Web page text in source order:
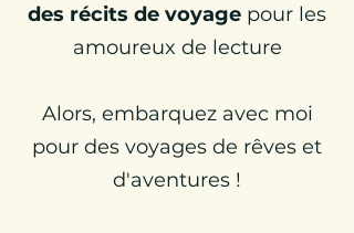
des récits de voyage pour les
amoureux de lecture
Alors, embarquez avec moi
pour des voyages de rêves et
d'aventures !